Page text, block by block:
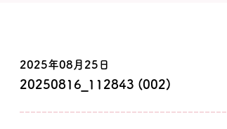
2025年08月25日
20250816_112843 (002)